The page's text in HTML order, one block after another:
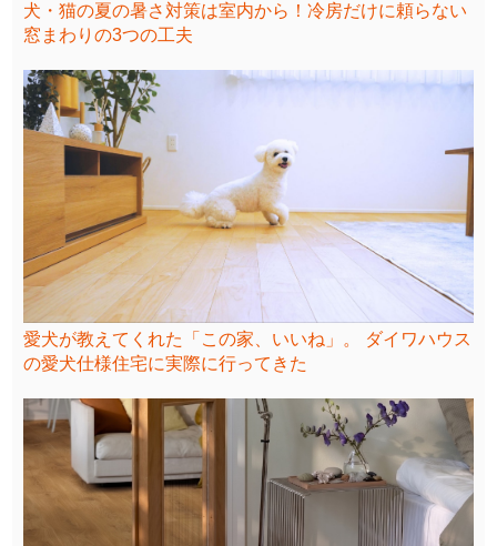
犬・猫の夏の暑さ対策は室内から！冷房だけに頼らない
窓まわりの3つの工夫
愛犬が教えてくれた「この家、いいね」。 ダイワハウス
の愛犬仕様住宅に実際に行ってきた